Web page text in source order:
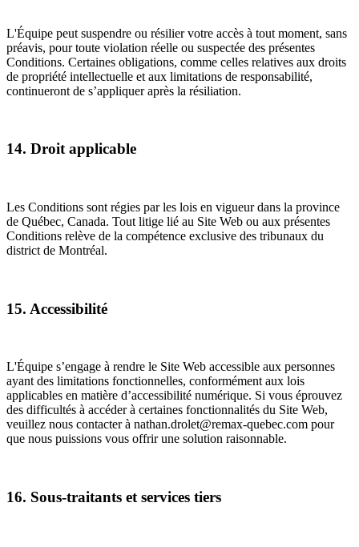
L'Équipe peut suspendre ou résilier votre accès à tout moment, sans
préavis, pour toute violation réelle ou suspectée des présentes
Conditions. Certaines obligations, comme celles relatives aux droits
de propriété intellectuelle et aux limitations de responsabilité,
continueront de s’appliquer après la résiliation.
14. Droit applicable
Les Conditions sont régies par les lois en vigueur dans la province
de Québec, Canada. Tout litige lié au Site Web ou aux présentes
Conditions relève de la compétence exclusive des tribunaux du
district de Montréal.
15. Accessibilité
L'Équipe s’engage à rendre le Site Web accessible aux personnes
ayant des limitations fonctionnelles, conformément aux lois
applicables en matière d’accessibilité numérique. Si vous éprouvez
des difficultés à accéder à certaines fonctionnalités du Site Web,
veuillez nous contacter à nathan.drolet@remax-quebec.com pour
que nous puissions vous offrir une solution raisonnable.
16. Sous-traitants et services tiers